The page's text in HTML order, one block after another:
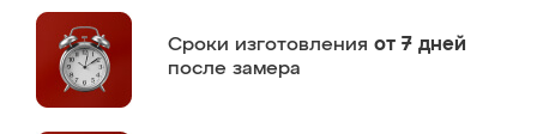
Сроки изготовления от 7 дней
после замера